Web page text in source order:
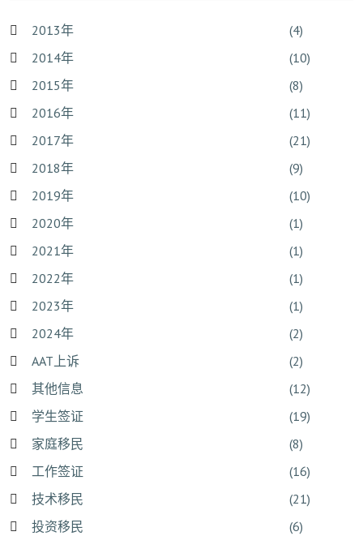
2013年
(4)
2014年
(10)
2015年
(8)
2016年
(11)
2017年
(21)
2018年
(9)
2019年
(10)
2020年
(1)
2021年
(1)
2022年
(1)
2023年
(1)
2024年
(2)
AAT上诉
(2)
其他信息
(12)
学生签证
(19)
家庭移民
(8)
工作签证
(16)
技术移民
(21)
投资移民
(6)